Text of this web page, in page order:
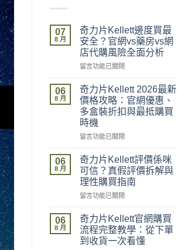
07
8 月
奇力片Kellett邊度買最
安全？官網vs藥房vs網
店代購風險全面分析
在
力
片
Kellett
邊
度
買
安
全？
官
網
vs
房
vs
網
店
留言功能已關閉
06
8 月
奇力片Kellett 2026最新
價格攻略：官網優惠、
多盒裝折扣與最抵購買
時機
在
力
片
Kellett
2026
最
價
格
攻
略：
留言功能已關閉
06
8 月
奇力片Kellett評價係咪
可信？真假評價拆解與
理性購買指南
在
力
片
Kellett
評
留言功能已關閉
06
8 月
奇力片Kellett官網購買
流程完整教學：從下單
到收貨一次看懂